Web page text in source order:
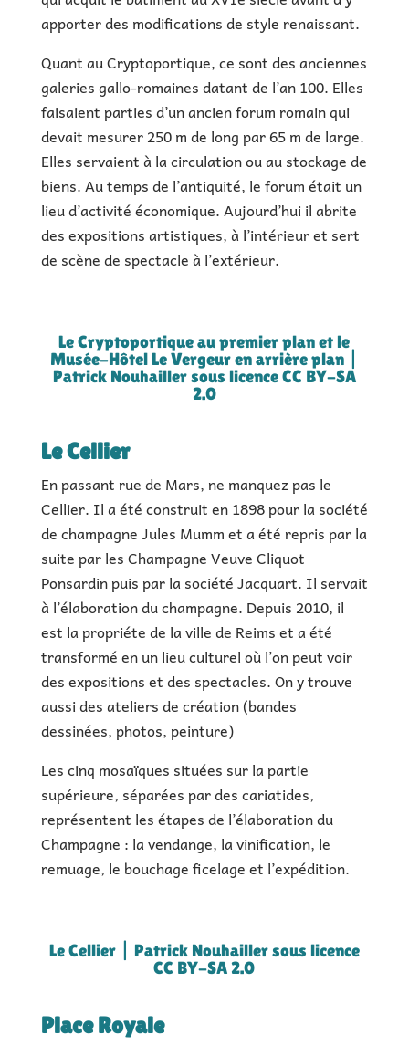
apporter des modifications de style renaissant.
Quant au Cryptoportique, ce sont des anciennes
galeries gallo-romaines datant de l’an 100. Elles
faisaient parties d’un ancien forum romain qui
devait mesurer 250 m de long par 65 m de large.
Elles servaient à la circulation ou au stockage de
biens. Au temps de l’antiquité, le forum était un
lieu d’activité économique. Aujourd’hui il abrite
des expositions artistiques, à l’intérieur et sert
de scène de spectacle à l’extérieur.
Le Cryptoportique au premier plan et le
Musée-Hôtel Le Vergeur en arrière plan |
Patrick Nouhailler sous licence CC BY-SA
2.0
Le Cellier
En passant rue de Mars, ne manquez pas le
Cellier. Il a été construit en 1898 pour la société
de champagne Jules Mumm et a été repris par la
suite par les Champagne Veuve Cliquot
Ponsardin puis par la société Jacquart. Il servait
à l’élaboration du champagne. Depuis 2010, il
est la propriéte de la ville de Reims et a été
transformé en un lieu culturel où l’on peut voir
des expositions et des spectacles. On y trouve
aussi des ateliers de création (bandes
dessinées, photos, peinture)
Les cinq mosaïques situées sur la partie
supérieure, séparées par des cariatides,
représentent les étapes de l’élaboration du
Champagne : la vendange, la vinification, le
remuage, le bouchage ficelage et l’expédition.
Le Cellier | Patrick Nouhailler sous licence
CC BY-SA 2.0
Place Royale